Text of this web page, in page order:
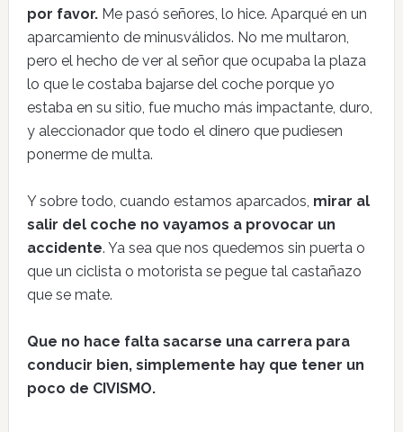
por favor.Me pasó señores, lo hice. Aparqué en un
aparcamiento de minusválidos. No me multaron,
pero el hecho de ver al señor que ocupaba la plaza
lo que le costaba bajarse del coche porque yo
estaba en su sitio, fue mucho más impactante, duro,
y aleccionador que todo el dinero que pudiesen
ponerme de multa.
Y sobre todo, cuando estamos aparcados, mirar al
salir del coche no vayamos a provocar un
accidente. Ya sea que nos quedemos sin puerta o
que un ciclista o motorista se pegue tal castañazo
que se mate.
Que no hace falta sacarse una carrera para
conducir bien, simplemente hay que tener un
poco de CIVISMO.